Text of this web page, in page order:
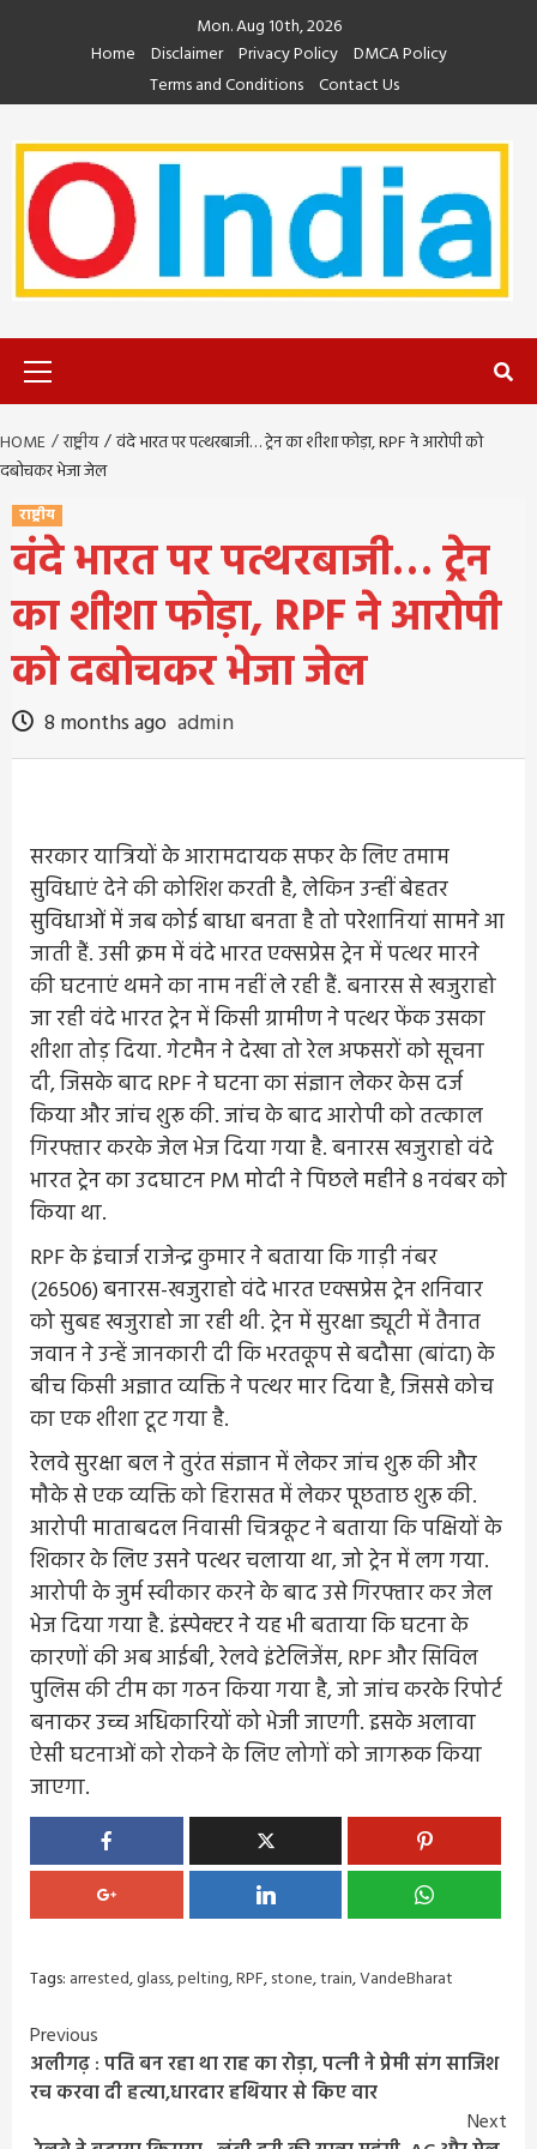
Mon. Aug 10th, 2026
Home
Disclaimer Privacy Policy DMCA Policy
Terms and Conditions Contact Us
HOME राष्ट्रीय
वंदे भारत पर पत्थरबाजी… ट्रेन का शीशा फोड़ा, RPF ने आरोपी को
दबोचकर भेजा जेल
राष्ट्रीय
वंदे भारत पर पत्थरबाजी… ट्रेन
का शीशा फोड़ा, RPF ने आरोपी
को दबोचकर भेजा जेल
8 months ago admin
सरकार यात्रियों के आरामदायक सफर के लिए तमाम
सुविधाएं देने की कोशिश करती है, लेकिन उन्हीं बेहतर
सुविधाओं में जब कोई बाधा बनता है तो परेशानियां सामने आ
जाती हैं. उसी क्रम में वंदे भारत एक्सप्रेस ट्रेन में पत्थर मारने
की घटनाएं थमने का नाम नहीं ले रही हैं. बनारस से खजुराहो
जा रही वंदे भारत ट्रेन में किसी ग्रामीण ने पत्थर फेंक उसका
शीशा तोड़ दिया. गेटमैन ने देखा तो रेल अफसरों को सूचना
दी, जिसके बाद RPF ने घटना का संज्ञान लेकर केस दर्ज
किया और जांच शुरू की. जांच के बाद आरोपी को तत्काल
गिरफ्तार करके जेल भेज दिया गया है. बनारस खजुराहो वंदे
भारत ट्रेन का उदघाटन PM मोदी ने पिछले महीने 8 नवंबर को
किया था.
RPF के इंचार्ज राजेन्द्र कुमार ने बताया कि गाड़ी नंबर
(26506) बनारस-खजुराहो वंदे भारत एक्सप्रेस ट्रेन शनिवार
को सुबह खजुराहो जा रही थी. ट्रेन में सुरक्षा ड्यूटी में तैनात
जवान ने उन्हें जानकारी दी कि भरतकूप से बदौसा (बांदा) के
बीच किसी अज्ञात व्यक्ति ने पत्थर मार दिया है, जिससे कोच
का एक शीशा टूट गया है.
रेलवे सुरक्षा बल ने तुरंत संज्ञान में लेकर जांच शुरू की और
मौके से एक व्यक्ति को हिरासत में लेकर पूछताछ शुरू की.
आरोपी माताबदल निवासी चित्रकूट ने बताया कि पक्षियों के
शिकार के लिए उसने पत्थर चलाया था, जो ट्रेन में लग गया.
आरोपी के जुर्म स्वीकार करने के बाद उसे गिरफ्तार कर जेल
भेज दिया गया है. इंस्पेक्टर ने यह भी बताया कि घटना के
कारणों की अब आईबी, रेलवे इंटेलिजेंस, RPF और सिविल
पुलिस की टीम का गठन किया गया है, जो जांच करके रिपोर्ट
बनाकर उच्च अधिकारियों को भेजी जाएगी. इसके अलावा
ऐसी घटनाओं को रोकने के लिए लोगों को जागरूक किया
जाएगा.
Tags: arrested,glass,pelting,RPF,stone,train,VandeBharat
Continue
Reading
Previous
अलीगढ़ : पति बन रहा था राह का रोड़ा, पत्‍नी ने प्रेमी संग साजिश
रच करवा दी हत्या,धारदार हथियार से किए वार
Next